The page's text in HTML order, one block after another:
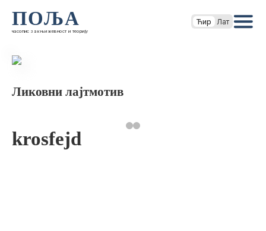
ПОЉА
часопис за књижевност и теорију
Ћир Лат
Ликовни лајтмотив
krosfejd